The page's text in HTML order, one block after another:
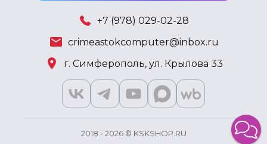
+7 (978) 029-02-28
crimeastokcomputer@inbox.ru
г. Симферополь, ул. Крылова 33
2018 - 2026 © KSKSHOP.RU